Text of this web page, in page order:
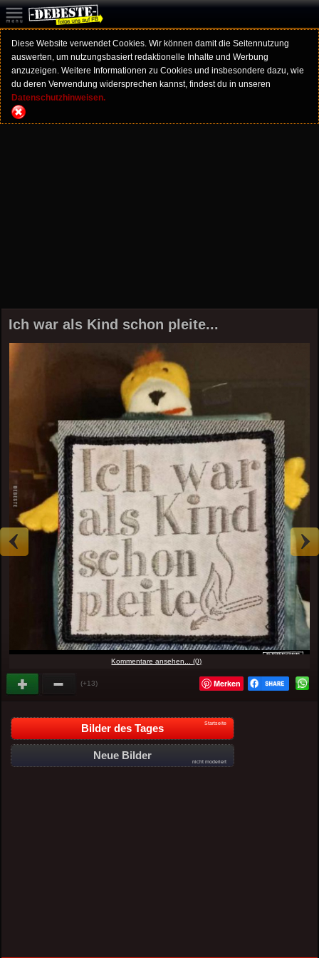
Diese Website verwendet Cookies. Wir können damit die Seitennutzung
auswerten, um nutzungsbasiert redaktionelle Inhalte und Werbung
anzuzeigen. Weitere Informationen zu Cookies und insbesondere dazu, wie
du deren Verwendung widersprechen kannst, findest du in unseren
Datenschutzhinweisen.
Ich war als Kind schon pleite...
Kommentare ansehen... (0)
(+13) Merken
Bilder des Tages Startseite
Neue Bilder
nicht moderiert